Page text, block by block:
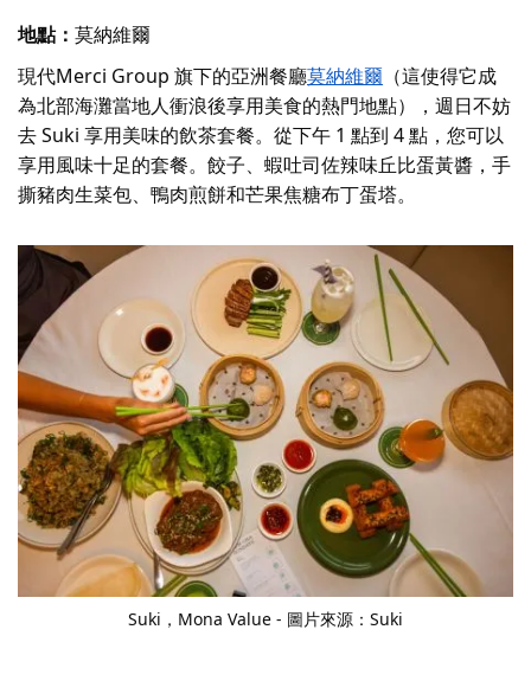
地點： 莫納維爾
現代Merci Group 旗下的亞洲餐廳莫納維爾 （這使得它成
為北部海灘當地人衝浪後享用美食的熱門地點），週日不妨
去 Suki 享用美味的飲茶套餐。從下午 1 點到 4 點，您可以
享用風味十足的套餐。餃子、蝦吐司佐辣味丘比蛋黃醬，手
撕豬肉生菜包、鴨肉煎餅和芒果焦糖布丁蛋塔。
Suki，Mona Value - 圖片來源：Suki